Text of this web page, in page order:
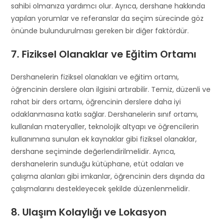
sahibi olmanıza yardımcı olur. Ayrıca, dershane hakkında
yapılan yorumlar ve referanslar da seçim sürecinde göz
önünde bulundurulması gereken bir diğer faktördür.
7. Fiziksel Olanaklar ve Eğitim Ortamı
Dershanelerin fiziksel olanakları ve eğitim ortamı,
öğrencinin derslere olan ilgisini artırabilir. Temiz, düzenli ve
rahat bir ders ortamı, öğrencinin derslere daha iyi
odaklanmasına katkı sağlar. Dershanelerin sınıf ortamı,
kullanılan materyaller, teknolojik altyapı ve öğrencilerin
kullanımına sunulan ek kaynaklar gibi fiziksel olanaklar,
dershane seçiminde değerlendirilmelidir. Ayrıca,
dershanelerin sunduğu kütüphane, etüt odaları ve
çalışma alanları gibi imkanlar, öğrencinin ders dışında da
çalışmalarını destekleyecek şekilde düzenlenmelidir.
8. Ulaşım Kolaylığı ve Lokasyon